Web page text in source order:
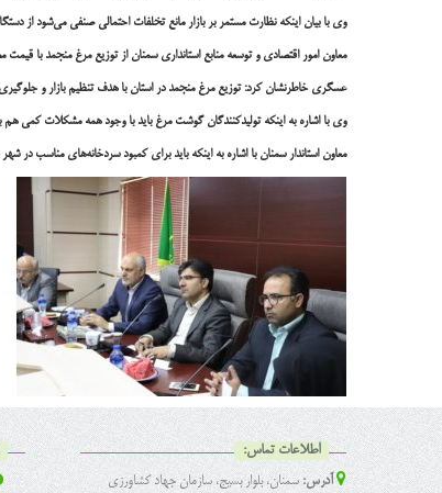
وی با بیان اینکه نظارت مستمر بر بازار مانع تخلفات احتمالی صنفی می‌شود از
معاون امور اقتصادی و توسعه منابع استانداری سمنان از توزیع مرغ منجمد با
عسگری خاطرنشان کرد: توزیع مرغ منجمد در استان با هدف تنظیم بازار و
وی با اشاره به اینکه تولیدکنندگان گوشت مرغ باید با وجود همه مشکلات کمی
معاون استاندار سمنان با اشاره به اینکه باید برای کمبود سردخانه‌های
اطلاعات تماس:
آدرس:سمنان، بلوار بسیج، سازمان جهاد کشاورزی